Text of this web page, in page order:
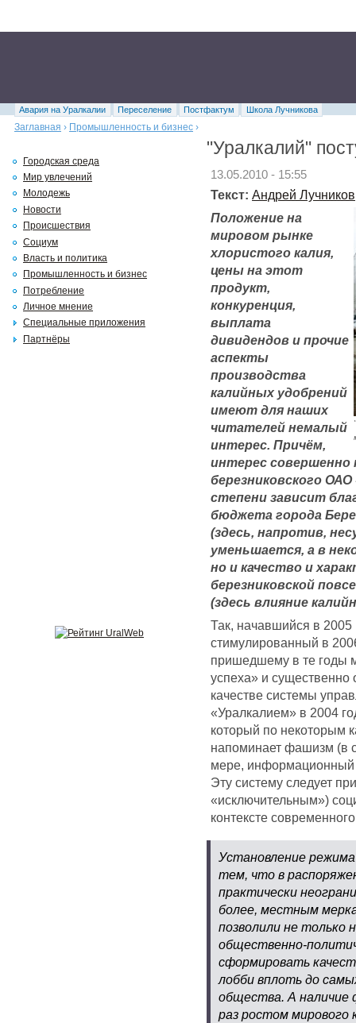
Авария на Уралкалии Переселение Постфактум
Школа Лучникова
Заглавная › Промышленность и бизнес ›
"Уралкалий"
13.05.2010 - 15:55
Текст: Андрей Лучников
Положение на
мировом рынке
хлористого калия,
цены на этот
продукт,
конкуренция,
выплата
дивидендов и прочие
аспекты
производства
калийных удобрений
имеют для наших
читателей немалый
интерес. Причём,
интерес совершенно
березниковского
степени зависит
бюджета города
(здесь, напротив,
уменьшается, а в
но и качество и
березниковской
(здесь влияние
Так, начавшийся в 2005
стимулированный в
пришедшему в те годы
успеха» и существенно
качестве системы
«Уралкалием» в 2004
который по некоторым
напоминает фашизм (в
мере,
Эту систему следует
«исключительным»)
контексте
Установление режима
тем, что в
практически
более, местным
позволили не только
общественно-
сформировать
лобби вплоть до
общества. А наличие
раз ростом мирового
Городская среда
Мир увлечений
Молодежь
Новости
Происшествия
Социум
Власть и политика
Промышленность и бизнес
Потребление
Личное мнение
Специальные приложения
Партнёры